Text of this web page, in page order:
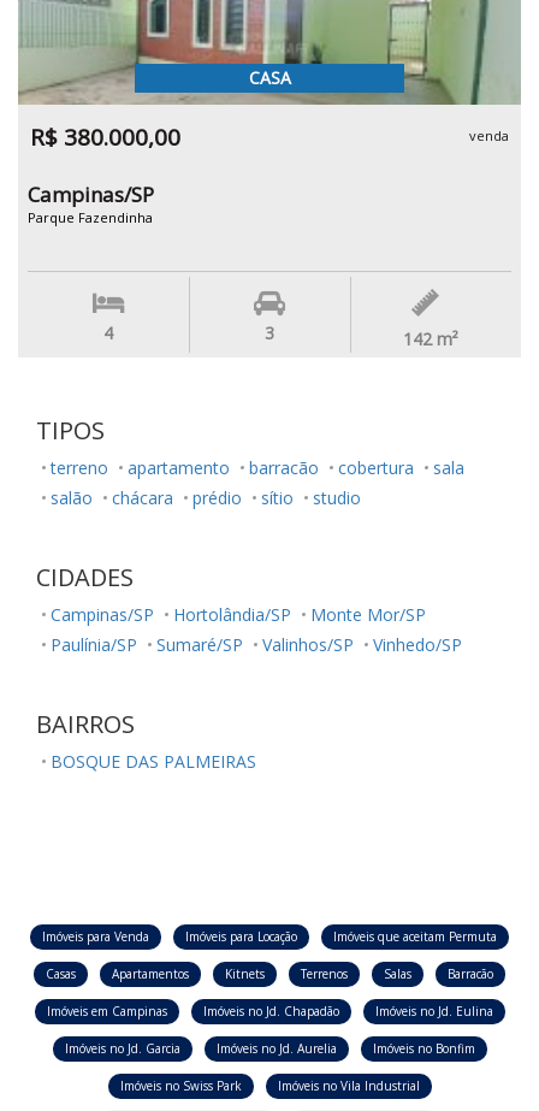
CASA
R$ 380.000,00 venda
Campinas/SP
Parque Fazendinha
4 3 142 m²
TIPOS
terreno apartamento barracão cobertura
sala
salão
chácara prédio sítio studio
CIDADES
Campinas/SP Hortolândia/SP
Monte Mor/SP
Paulínia/SP
Sumaré/SP Valinhos/SP Vinhedo/SP
BAIRROS
BOSQUE DAS PALMEIRAS
Imóveis para Venda Imóveis para Locação Imóveis que aceitam Permuta
Casas Apartamentos Kitnets Terrenos Salas Barracão
Imóveis em Campinas Imóveis no Jd. Chapadão Imóveis no Jd. Eulina
Imóveis no Jd. Garcia Imóveis no Jd. Aurelia Imóveis no Bonfim
Imóveis no Swiss Park Imóveis no Vila Industrial